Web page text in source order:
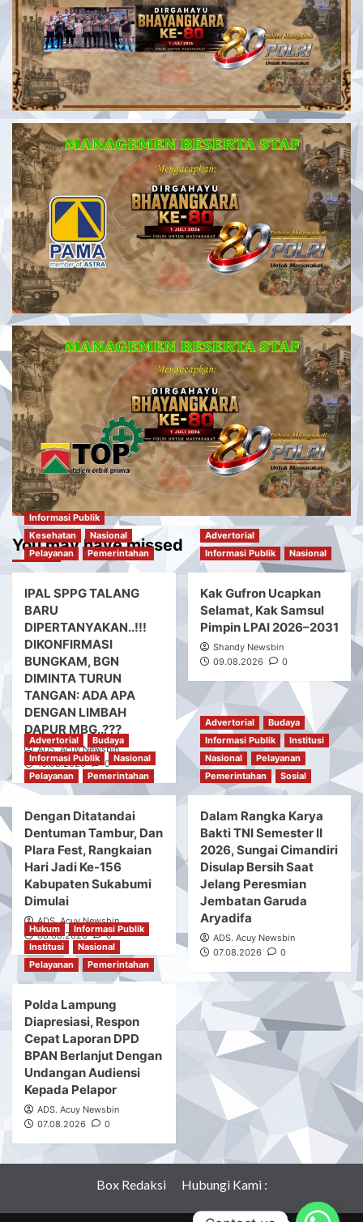
You may have missed
Informasi Publik
Kesehatan
Nasional
Pelayanan
Pemerintahan
IPAL SPPG TALANG
BARU
DIPERTANYAKAN..!!!
DIKONFIRMASI
BUNGKAM, BGN
DIMINTA TURUN
TANGAN: ADA APA
DENGAN LIMBAH
DAPUR MBG..???
ADS. Acuy Newsbin
10.08.2026
0
Advertorial
Informasi Publik
Nasional
Kak Gufron Ucapkan
Selamat, Kak Samsul
Pimpin LPAI 2026–2031
Shandy Newsbin
09.08.2026
0
Advertorial
Budaya
Informasi Publik
Nasional
Pelayanan
Pemerintahan
Dengan Ditatandai
Dentuman Tambur, Dan
Plara Fest, Rangkaian
Hari Jadi Ke-156
Kabupaten Sukabumi
Dimulai
ADS. Acuy Newsbin
08.08.2026
0
Advertorial
Budaya
Informasi Publik
Institusi
Nasional
Pelayanan
Pemerintahan
Sosial
Dalam Rangka Karya
Bakti TNI Semester II
2026, Sungai Cimandiri
Disulap Bersih Saat
Jelang Peresmian
Jembatan Garuda
Aryadifa
ADS. Acuy Newsbin
07.08.2026
0
Hukum
Informasi Publik
Institusi
Nasional
Pelayanan
Pemerintahan
Polda Lampung
Diapresiasi, Respon
Cepat Laporan DPD
BPAN Berlanjut Dengan
Undangan Audiensi
Kepada Pelapor
ADS. Acuy Newsbin
07.08.2026
0
Box Redaksi Hubungi Kami :